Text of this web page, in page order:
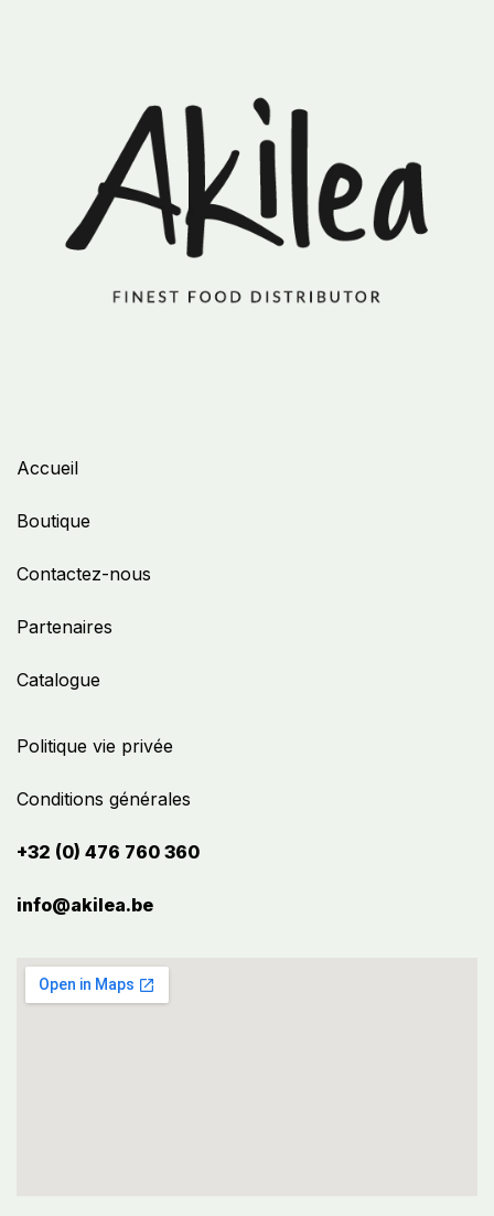
Politique vie privée
Conditions générales
+32 (0) 476 760 360
info@akilea.be​
Accueil
Boutique
Contactez-nous
Partenaires
Catalogue